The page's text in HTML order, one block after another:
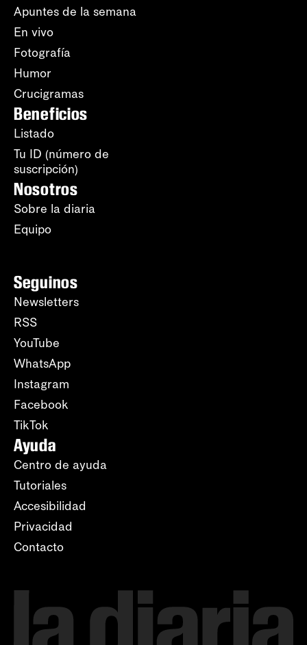
Apuntes de la semana
En vivo
Fotografía
Humor
Crucigramas
Beneficios
Listado
Tu ID (número de
suscripción)
Nosotros
Sobre la diaria
Equipo
Seguinos
Newsletters
RSS
YouTube
WhatsApp
Instagram
Facebook
TikTok
Ayuda
Centro de ayuda
Tutoriales
Accesibilidad
Privacidad
Contacto